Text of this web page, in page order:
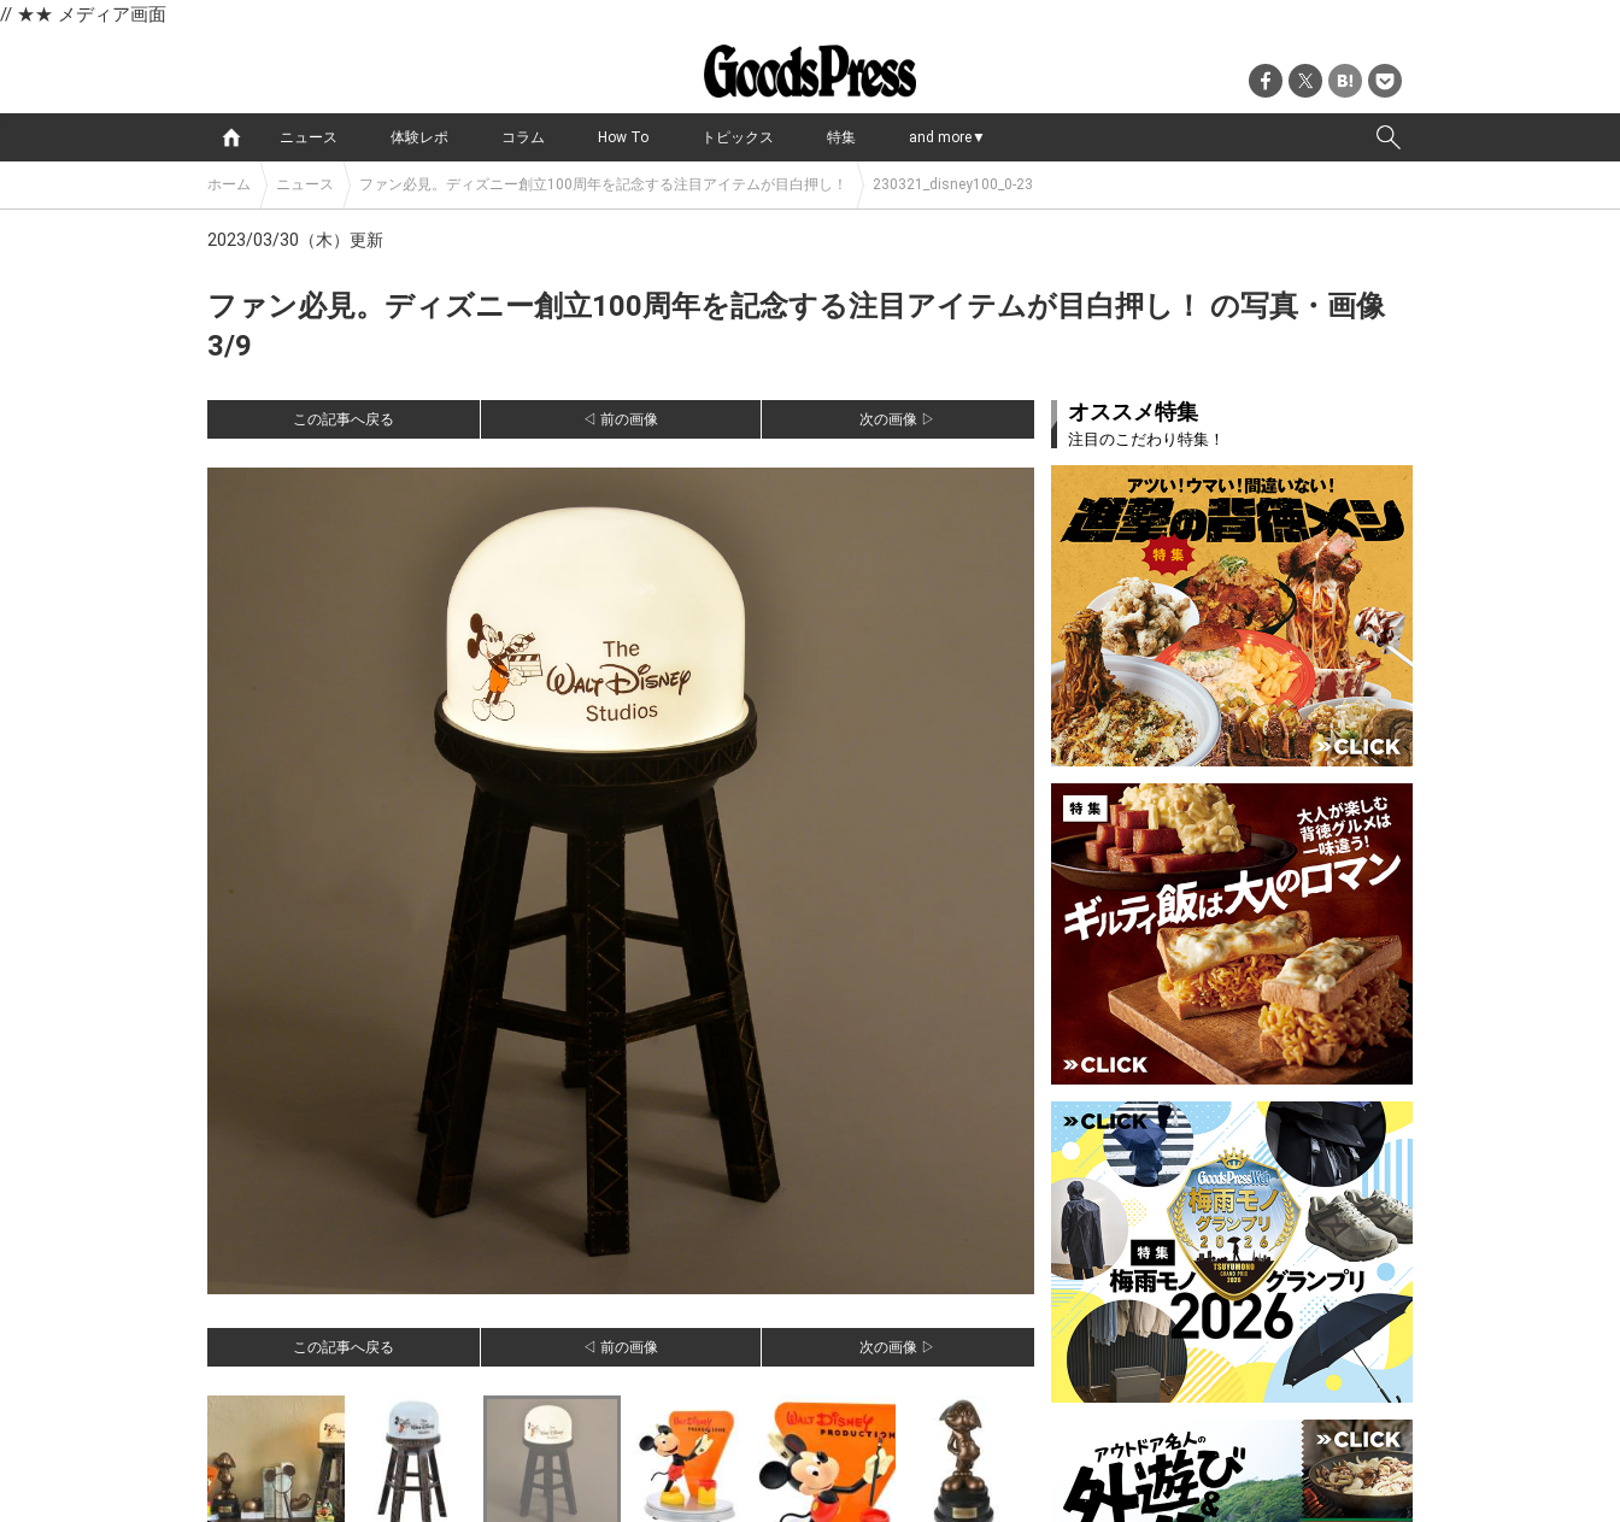
// ★★ メディア画面
ニュース 体験レポ コラム How To トピックス 特集 and more▼
ホーム ニュース ファン必見。ディズニー創立100周年を記念する注目アイテムが目白押し！ 230321_disney100_0-23
2023/03/30（木）更新
ファン必見。ディズニー創立100周年を記念する注目アイテムが目白押し！ の写真・画像
3/9
この記事へ戻る ◁ 前の画像 次の画像 ▷
この記事へ戻る ◁ 前の画像 次の画像 ▷
オススメ特集
注目のこだわり特集！